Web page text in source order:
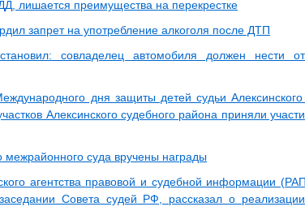
лишается преимущества на перекрестке
запрет на употребление алкоголя после ДТП
совладелец автомобиля должен нести
дня защиты детей судьи
Алексинского судебного района приняли
межрайонного суда вручены награды
агентства правовой и судебной информации
Совета судей РФ, рассказал о